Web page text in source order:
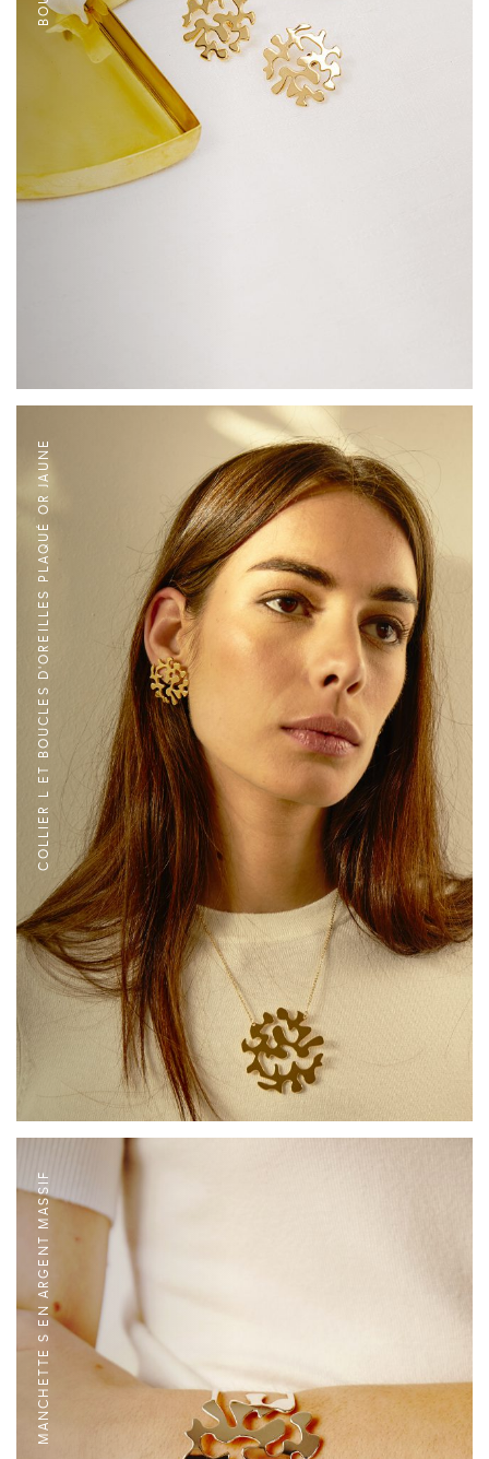
COLLIER L ET BOUCLES D'OREILLES PLAQUÉ OR JAUNE
MANCHETTE S EN ARGENT MASSIF